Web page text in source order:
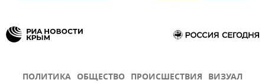
ПОЛИТИКА ОБЩЕСТВО ПРОИСШЕСТВИЯ ВИЗУАЛ